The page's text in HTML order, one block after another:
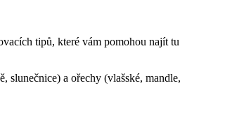
tipů, které vám pomohou najít tu
slunečnice) a ořechy (vlašské, mandle,